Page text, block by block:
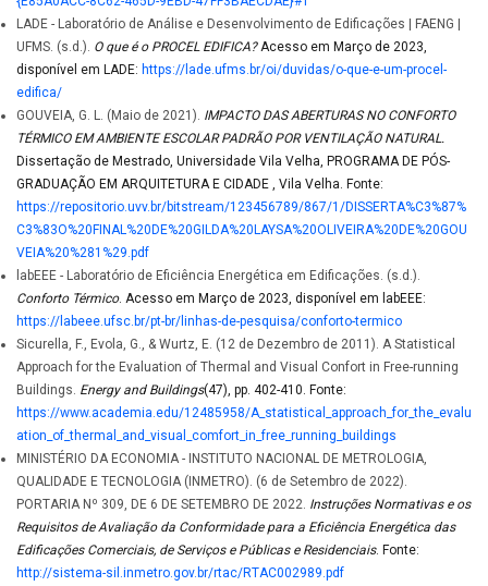
LADE - Laboratório de Análise e Desenvolvimento de Edificações | FAENG |
UFMS. (s.d.). O que é o PROCEL EDIFICA?Acesso em Março de 2023,
disponível em LADE: https://lade.ufms.br/oi/duvidas/o-que-e-um-procel-
edifica/
GOUVEIA, G. L. (Maio de 2021). IMPACTO DAS ABERTURAS NO CONFORTO
TÉRMICO EM AMBIENTE ESCOLAR PADRÃO POR VENTILAÇÃO NATURAL.
Dissertação de Mestrado, Universidade Vila Velha, PROGRAMA DE PÓS-
GRADUAÇÃO EM ARQUITETURA E CIDADE , Vila Velha. Fonte:
https://repositorio.uvv.br/bitstream/123456789/867/1/DISSERTA%C3%87%
C3%83O%20FINAL%20DE%20GILDA%20LAYSA%20OLIVEIRA%20DE%20GOU
VEIA%20%281%29.pdf
labEEE - Laboratório de Eficiência Energética em Edificações. (s.d.).
Conforto Térmico. Acesso em Março de 2023, disponível em labEEE:
https://labeee.ufsc.br/pt-br/linhas-de-pesquisa/conforto-termico
Sicurella, F., Evola, G., & Wurtz, E. (12 de Dezembro de 2011). A Statistical
Approach for the Evaluation of Thermal and Visual Confort in Free-running
Buildings. Energy and Buildings(47), pp. 402-410. Fonte:
https://www.academia.edu/12485958/A_statistical_approach_for_the_evalu
ation_of_thermal_and_visual_comfort_in_free_running_buildings
MINISTÉRIO DA ECONOMIA - INSTITUTO NACIONAL DE METROLOGIA,
QUALIDADE E TECNOLOGIA (INMETRO). (6 de Setembro de 2022).
PORTARIA Nº 309, DE 6 DE SETEMBRO DE 2022. Instruções Normativas e os
Requisitos de Avaliação da Conformidade para a Eficiência Energética das
Edificações Comerciais, de Serviços e Públicas e Residenciais. Fonte:
http://sistema-sil.inmetro.gov.br/rtac/RTAC002989.pdf